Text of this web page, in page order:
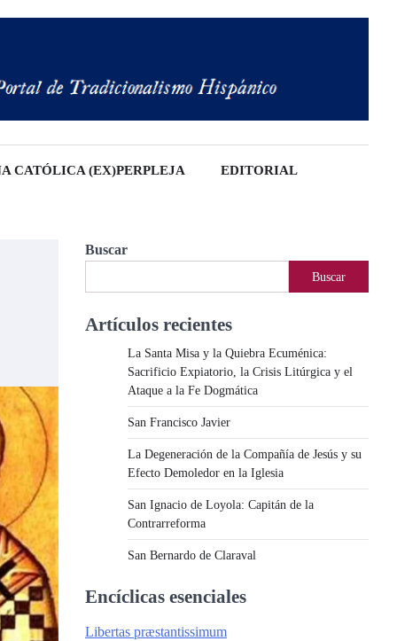
CATÓLICA (EX)PERPLEJA EDITORIAL
Buscar
Buscar
Artículos recientes
La Santa Misa y la Quiebra Ecuménica:
Sacrificio Expiatorio, la Crisis Litúrgica y el
Ataque a la Fe Dogmática
San Francisco Javier
La Degeneración de la Compañía de Jesús y su
Efecto Demoledor en la Iglesia
San Ignacio de Loyola: Capitán de la
Contrarreforma
San Bernardo de Claraval
Encíclicas esenciales
Libertas præstantissimum